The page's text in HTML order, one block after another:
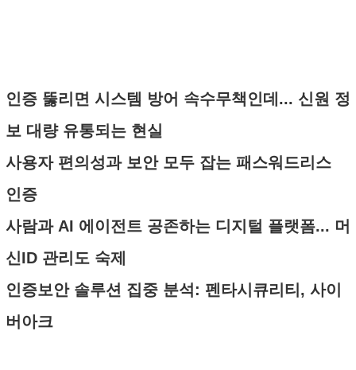
인증 뚫리면 시스템 방어 속수무책인데... 신원 정
보 대량 유통되는 현실
사용자 편의성과 보안 모두 잡는 패스워드리스
인증
사람과 AI 에이전트 공존하는 디지털 플랫폼... 머
신ID 관리도 숙제
인증보안 솔루션 집중 분석: 펜타시큐리티, 사이
버아크